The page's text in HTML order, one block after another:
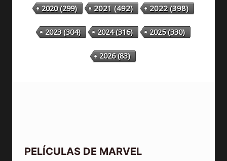
2020(299) 2021(492) 2022(398)
2023(304) 2024(316) 2025(330)
2026(83)
PELÍCULAS DE MARVEL